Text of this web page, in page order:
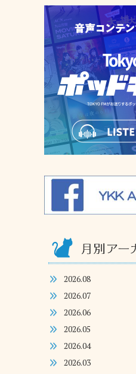
2026.08
2026.07
2026.06
2026.05
2026.04
2026.03